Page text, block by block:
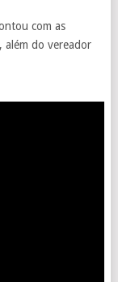
com as
além do vereador